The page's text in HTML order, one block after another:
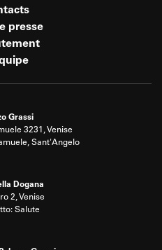
presse
Grassi
3231, Venise
Sant'Angelo
Dogana
2, Venise
Salute